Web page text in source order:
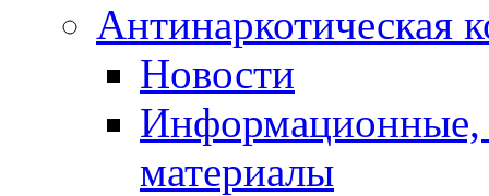
Антинаркотическая
Новости
Информационные,
материалы